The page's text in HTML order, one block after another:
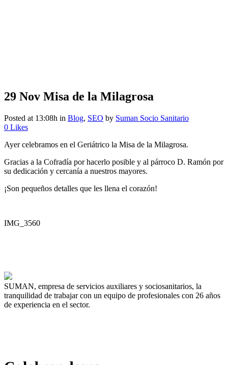
29 Nov Misa de la Milagrosa
Posted at 13:08h in Blog, SEO by Suman Socio Sanitario
0 Likes
Ayer celebramos en el Geriátrico la Misa de la Milagrosa.
Gracias a la Cofradía por hacerlo posible y al párroco D. Ramón por
su dedicación y cercanía a nuestros mayores.
¡Son pequeños detalles que les llena el corazón!
IMG_3560
SUMAN, empresa de servicios auxiliares y sociosanitarios, la
tranquilidad de trabajar con un equipo de profesionales con 26 años
de experiencia en el sector.